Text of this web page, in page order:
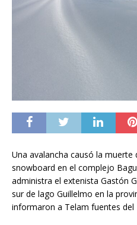
Una avalancha causó la
snowboard en el complejo
administra el extenista Gastón
sur de lago Guillelmo en la
informaron a Telam fuentes del